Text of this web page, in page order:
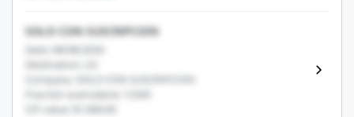
SOLO CON SUSCRIPCION
Date: 08/08/2026
Destination: US
Company: SOLO CON SUSCRIPCION
Fracción arancelaria: 12345
CIF value: $1,000.00